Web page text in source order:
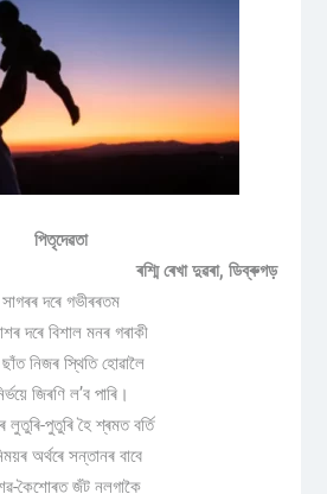
পিতৃদেৱতা
ৰশ্মি ৰেখা দুৱৰা, ডিব্ৰুগড়
সাগৰৰ দৰে গভীৰৰতম
দৰে বিশাল মনৰ গৰাকী
ছাঁত নিজৰ স্থিতি হোৱালৈ
জিৰণি ল’ব পাৰি।
লুতুৰি-পুতুৰি হৈ শ্ৰমত বৰ্তি
অৰ্থৰে সন্তানৰ বাবে
কৈশোৰত জঁট নলগাকৈ